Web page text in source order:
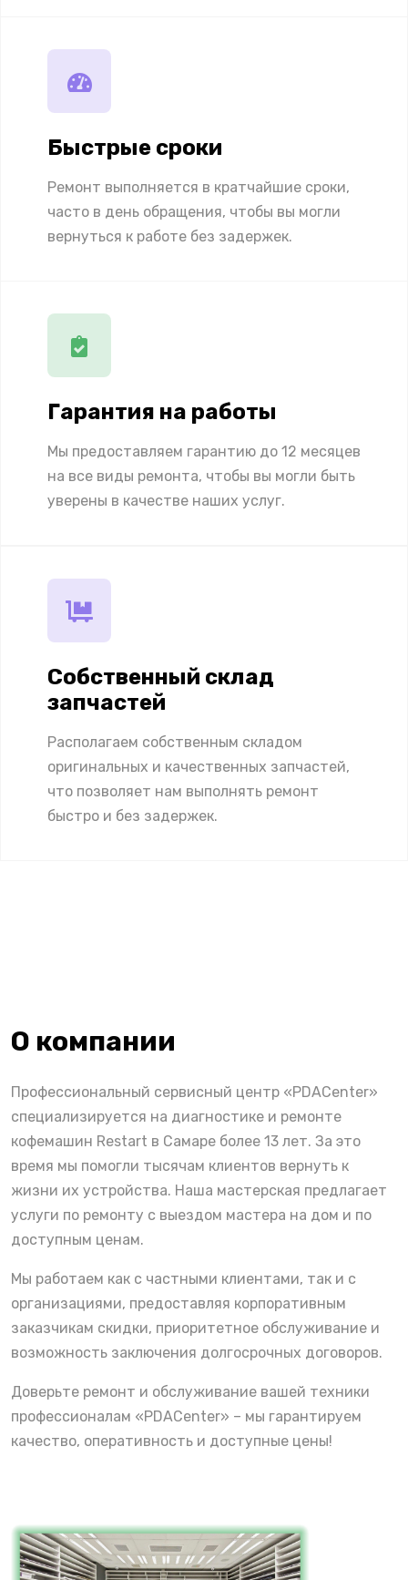
Быстрые сроки
Ремонт выполняется в кратчайшие сроки,
часто в день обращения, чтобы вы могли
вернуться к работе без задержек.
Гарантия на работы
Мы предоставляем гарантию до 12 месяцев
на все виды ремонта, чтобы вы могли быть
уверены в качестве наших услуг.
Собственный склад
запчастей
Располагаем собственным складом
оригинальных и качественных запчастей,
что позволяет нам выполнять ремонт
быстро и без задержек.
О компании
Профессиональный сервисный центр «PDACenter»
специализируется на диагностике и ремонте
кофемашин Restart в Самаре более 13 лет. За это
время мы помогли тысячам клиентов вернуть к
жизни их устройства. Наша мастерская предлагает
услуги по ремонту с выездом мастера на дом и по
доступным ценам.
Мы работаем как с частными клиентами, так и с
организациями, предоставляя корпоративным
заказчикам скидки, приоритетное обслуживание и
возможность заключения долгосрочных договоров.
Доверьте ремонт и обслуживание вашей техники
профессионалам «PDACenter» – мы гарантируем
качество, оперативность и доступные цены!